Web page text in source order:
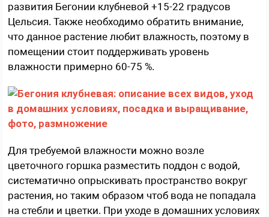
развития Бегонии клубневой +15-22 градусов
Цельсия. Также необходимо обратить внимание,
что данное растение любит влажность, поэтому в
помещении стоит поддерживать уровень
влажности примерно 60-75 %.
Для требуемой влажности можно возле
цветочного горшка разместить поддон с водой,
систематично опрыскивать пространство вокруг
растения, но таким образом чтоб вода не попадала
на стебли и цветки. При уходе в домашних условиях